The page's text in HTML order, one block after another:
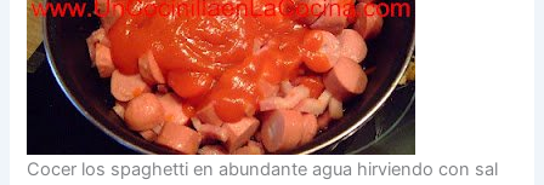
Cocer los spaghetti en abundante agua hirviendo con sal